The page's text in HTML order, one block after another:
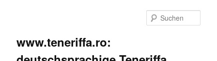
www.teneriffa.ro: